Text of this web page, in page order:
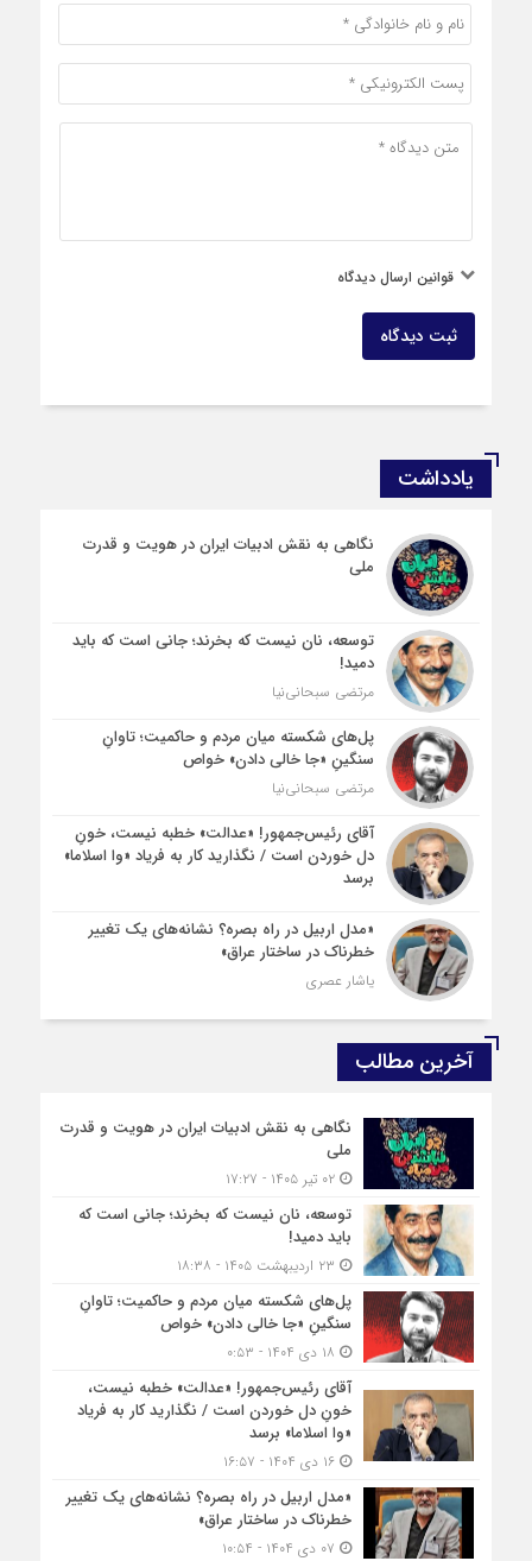
قوانین ارسال دیدگاه
ثبت دیدگاه
یادداشت
نگاهی به نقش ادبیات ایران در هویت و قدرت
ملی
توسعه، نان نیست که بخرند؛ جانی است که باید
دمید!
مرتضی سبحانی‌نیا
پل‌های شکسته میان مردم و حاکمیت؛ تاوانِ
سنگینِ «جا خالی دادن» خواص
مرتضی سبحانی‌نیا
آقای رئیس‌جمهور! «عدالت» خطبه نیست، خونِ
دل خوردن است / نگذارید کار به فریاد «وا اسلاما»
برسد
«مدل اربیل در راه بصره؟ نشانه‌های یک تغییر
خطرناک در ساختار عراق»
یاشار عصری
آخرین مطالب
نگاهی به نقش ادبیات ایران در هویت و قدرت
ملی
۰۲ تیر ۱۴۰۵ - ۱۷:۲۷
توسعه، نان نیست که بخرند؛ جانی است که
باید دمید!
پل‌های شکسته میان مردم و حاکمیت؛ تاوانِ
سنگینِ «جا خالی دادن» خواص
آقای رئیس‌جمهور! «عدالت» خطبه نیست،
خونِ دل خوردن است / نگذارید کار به فریاد
«وا اسلاما» برسد
۱۶ دی ۱۴۰۴ - ۱۶:۵۷
«مدل اربیل در راه بصره؟ نشانه‌های یک تغییر
خطرناک در ساختار عراق»